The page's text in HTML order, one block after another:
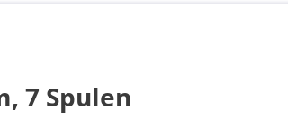
7 Spulen